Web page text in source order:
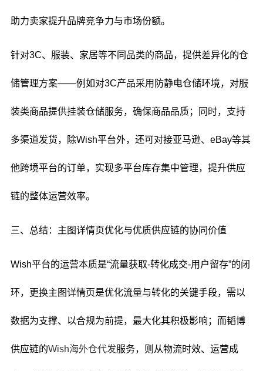
助力卖家提升品牌竞争力与市场份额。
针对3C、服装、家居等不同品类的商品，提供差异化的仓
储管理方案——例如对3C产品采用防静电仓储环境，对服
装类商品提供挂装仓储服务，确保商品品质；同时，支持
多渠道发货，除Wish平台外，还可对接亚马逊、eBay等其
他跨境平台的订单，实现多平台库存集中管理，提升供应
链的整体运营效率。
三、总结：主图详情页优化与优质供应链的协同价值
Wish平台的运营本质是“流量获取-转化成交-用户留存”的闭
环，更换主图详情页是优化流量与转化的关键手段，需以
数据为支撑、以合规为前提，最大化其积极影响；而韬博
供应链的Wish海外仓代发服务，则从物流时效、运营成